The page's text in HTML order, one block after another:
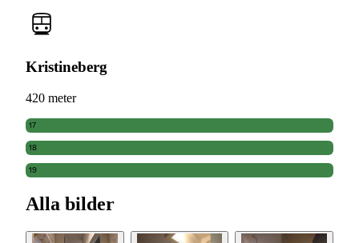
Kristineberg
420 meter
17
18
19
Alla bilder